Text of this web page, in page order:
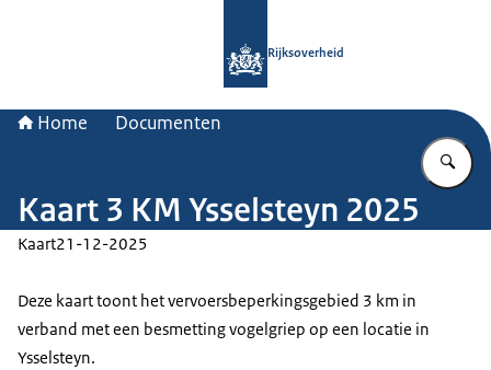
Rijksoverheid
Home Documenten
Kaart 3 KM Ysselsteyn 2025
Kaart21-12-2025
Deze kaart toont het vervoersbeperkingsgebied 3 km in
verband met een besmetting vogelgriep op een locatie in
Ysselsteyn.